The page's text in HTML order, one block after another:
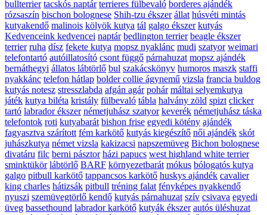
bullterrier tacskós naptár terrieres fülbevaló borderes ajándék
rózsaszín bischon bolognese Shih-tzu ékszer állat húsvéti mintás
kutyakendő malinois kölyök kutya tál galgo ékszer kutyás
Kedvenceink kedvencei naptár bedlington terrier beagle ékszer
terrier ruha dísz fekete kutya mopsz nyaklánc mudi szatyor weimari
telefontartó autóillatosító csont függő párnahuzat mopsz ajándék
bernáthegyi állatos lábtörlő bul szakácskönyv humoros maszk staffi
nyakkánc telefon hátlap bolder collie ágynemű vizsla francia buldog
kutyás notesz stresszlabda afgán agár pohár máltai selyemkutya
játék kutya biléta kristály fülbevaló tábla halvány zöld spizt clicker
tartó labrador ékszer németjuhász szatyor keverék németjuhász táska
telefontok roti kutyabarát bishon frise egyedi kötény ajándék
fagyasztva szárított fém karkötő kutyás kiegészítő női ajándék skót
juhászkutya német vizsla kakizacsi napszemüveg Bichon bolognese
divatáru filc berni pásztor házi papucs west highland white terrier
sminktükör lábtörlő BARF környezetbarát mókus bólogatós kutya
galgo pitbull karkötő tappancsos karkötő huskys ajándék cavalier
king charles hátizsák pitbull tréning falat fényképes nyakkendő
nyuszi szemüvegtörlő kendő kutyás párnahuzat szív csivava egyedi
üveg bassethound labrador karkötő kutyák ékszer autós üléshuzat